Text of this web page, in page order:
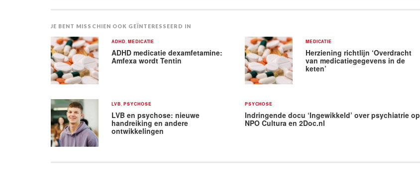
JE BENT MISSCHIEN OOK GEÏNTERESSEERD IN
ADHD ,MEDICATIE
ADHD medicatie dexamfetamine:
Amfexa wordt Tentin
MEDICATIE
Herziening richtlijn ‘Overdracht
van medicatiegegevens in de
keten’
LVB ,PSYCHOSE
LVB en psychose: nieuwe
handreiking en andere
ontwikkelingen
PSYCHOSE
Indringende docu ‘Ingewikkeld’ over psychiatrie op
NPO Cultura en 2Doc.nl